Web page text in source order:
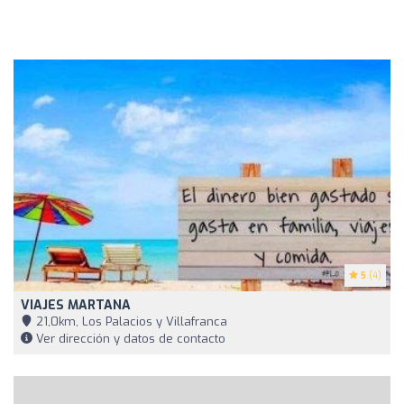
5 (4)
VIAJES MARTANA
21,0km, Los Palacios y Villafranca
Ver dirección y datos de contacto